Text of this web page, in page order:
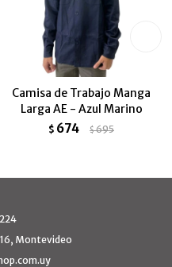
Camisa de Trabajo Manga
Larga AE - Azul Marino
$ 674 $695
Montevideo